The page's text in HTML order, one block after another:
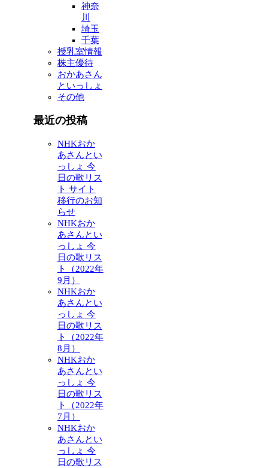
神奈
川
埼玉
千葉
授乳室情報
株主優待
おかあさん
といっしょ
その他
最近の投稿
NHKおか
あさんとい
っしょ 今
日の歌リス
ト サイト
移行のお知
らせ
NHKおか
あさんとい
っしょ 今
日の歌リス
ト（2022年
9月）
NHKおか
あさんとい
っしょ 今
日の歌リス
ト（2022年
8月）
NHKおか
あさんとい
っしょ 今
日の歌リス
ト（2022年
7月）
NHKおか
あさんとい
っしょ 今
日の歌リス